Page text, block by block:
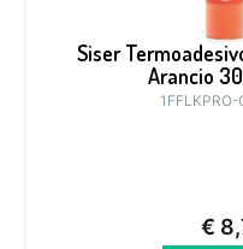
Siser
Arancio
€